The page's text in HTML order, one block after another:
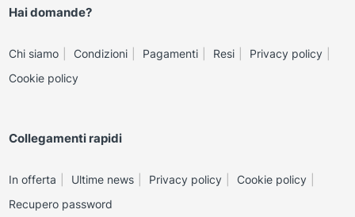
Hai domande?
Chi siamo Condizioni Pagamenti Resi
Privacy policy
Cookie policy
Collegamenti rapidi
In offerta Ultime news Privacy policy
Cookie policy
Recupero password